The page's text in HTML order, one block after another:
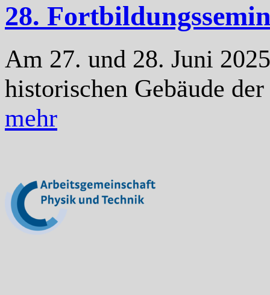
28.
Am 27. und 28. Juni
historischen Gebäude
mehr